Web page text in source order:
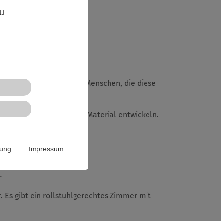
Impressum
haben, als auch Menschen, die diese
und ggf. neues Material entwickeln.
Es gibt ein rollstuhlgerechtes Zimmer mit